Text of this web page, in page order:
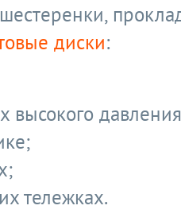
диски:
высокого
тележках.